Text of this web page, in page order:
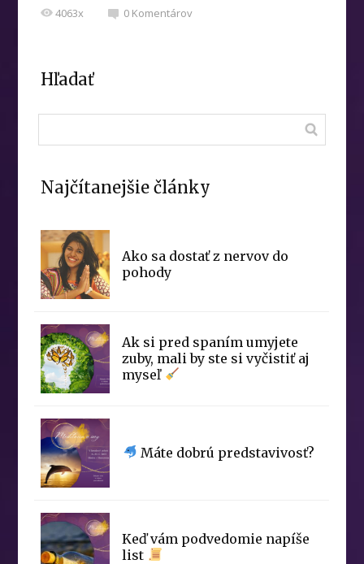
4063x 0 Komentárov
Hľadať
Najčítanejšie články
Ako sa dostať z nervov do
pohody
Ak si pred spaním umyjete
zuby, mali by ste si vyčistiť aj
myseľ
Máte dobrú predstavivosť?
Keď vám podvedomie napíše
list